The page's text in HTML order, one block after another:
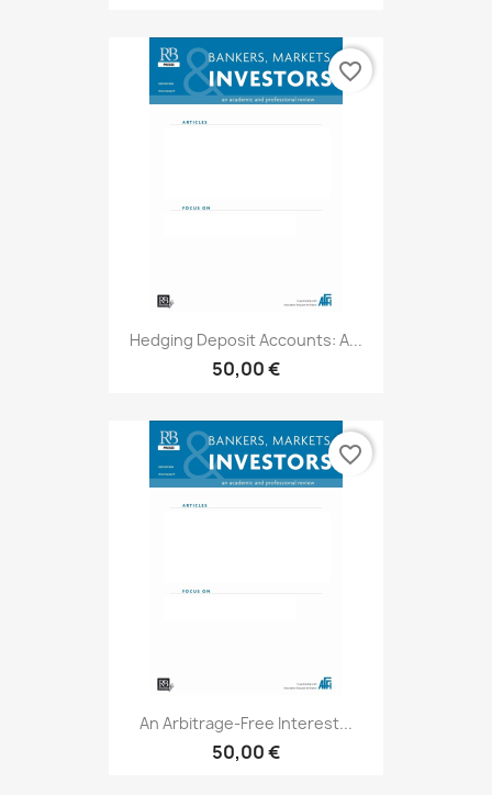
Hedging Deposit Accounts: A...
50,00 €
favorite_border
An Arbitrage-Free Interest...
50,00 €
favorite_border